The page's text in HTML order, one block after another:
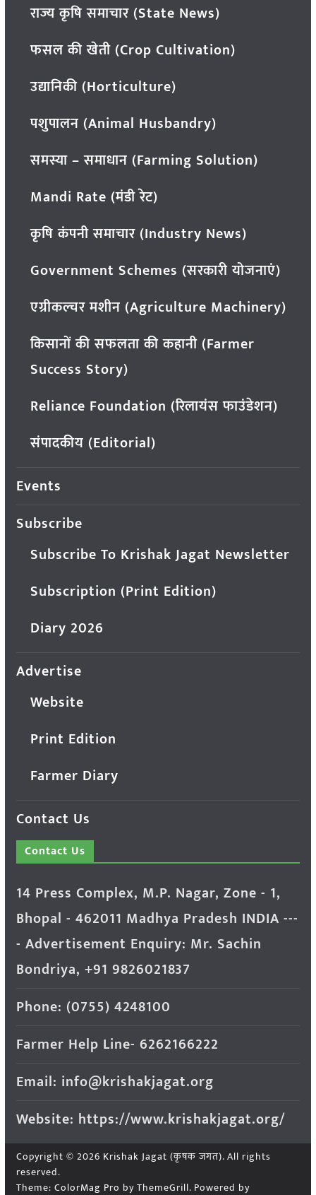
राज्य कृषि समाचार (State News)
फसल की खेती (Crop Cultivation)
उद्यानिकी (Horticulture)
पशुपालन (Animal Husbandry)
समस्या – समाधान (Farming Solution)
Mandi Rate (मंडी रेट)
कृषि कंपनी समाचार (Industry News)
Government Schemes (सरकारी योजनाएं)
एग्रीकल्चर मशीन (Agriculture Machinery)
किसानों की सफलता की कहानी (Farmer
Success Story)
Reliance Foundation (रिलायंस फाउंडेशन)
संपादकीय (Editorial)
Events
Subscribe
Subscribe To Krishak Jagat Newsletter
Subscription (Print Edition)
Diary 2026
Advertise
Website
Print Edition
Farmer Diary
Contact Us
Contact Us
14 Press Complex, M.P. Nagar, Zone - 1,
Bhopal - 462011 Madhya Pradesh INDIA ---
- Advertisement Enquiry: Mr. Sachin
Bondriya, +91 9826021837
Phone: (0755) 4248100
Farmer Help Line- 6262166222
Email: info@krishakjagat.org
Website: https://www.krishakjagat.org/
Copyright © 2026 Krishak Jagat (कृषक जगत). All rights
reserved.
Theme: ColorMag Pro by ThemeGrill. Powered by